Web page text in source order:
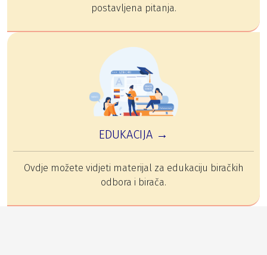
postavljena pitanja.
EDUKACIJA →
Ovdje možete vidjeti materijal za edukaciju biračkih
odbora i birača.